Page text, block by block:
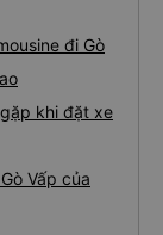
đi Gò
khi đặt xe
Vấp của